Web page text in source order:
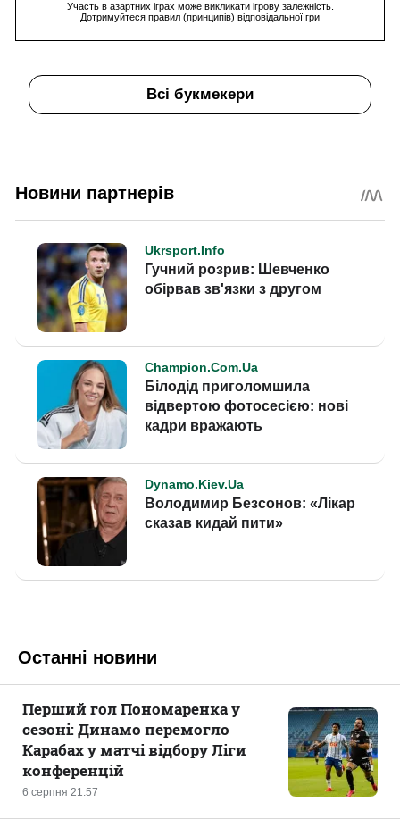
Участь в азартних іграх може викликати ігрову залежність.
Дотримуйтеся правил (принципів) відповідальної гри
Всі букмекери
Останні новини
6 серпня 21:57
Перший гол Пономаренка у
сезоні: Динамо перемогло
Карабах у матчі відбору Ліги
конференцій